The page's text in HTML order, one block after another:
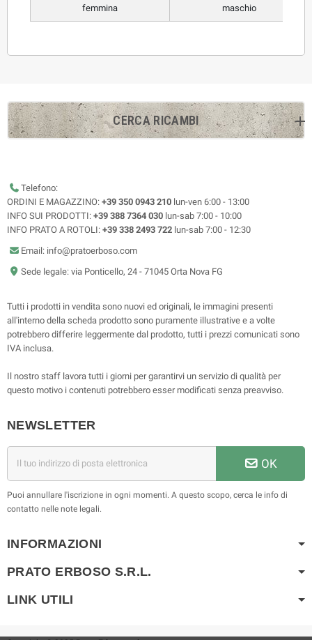
femmina
maschio
CERCA RICAMBI
Telefono:
ORDINI E MAGAZZINO: +39 350 0943 210 lun-ven 6:00 - 13:00
INFO SUI PRODOTTI: +39 388 7364 030 lun-sab 7:00 - 10:00
INFO PRATO A ROTOLI: +39 338 2493 722 lun-sab 7:00 - 12:30
Email: info@pratoerboso.com
Sede legale: via Ponticello, 24 - 71045 Orta Nova FG
Tutti i prodotti in vendita sono nuovi ed originali, le immagini presenti
all'interno della scheda prodotto sono puramente illustrative e a volte
potrebbero differire leggermente dal prodotto, tutti i prezzi comunicati sono
IVA inclusa.
Il nostro staff lavora tutti i giorni per garantirvi un servizio di qualità per
questo motivo i contenuti potrebbero esser modificati senza preavviso.
NEWSLETTER
OK
Puoi annullare l'iscrizione in ogni momenti. A questo scopo, cerca le info di
contatto nelle note legali.
INFORMAZIONI
PRATO ERBOSO S.R.L.
LINK UTILI